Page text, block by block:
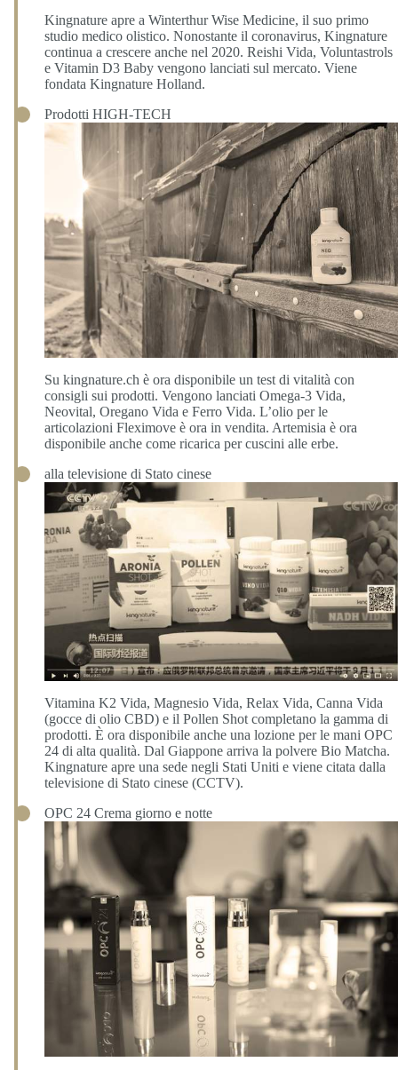
Kingnature apre a Winterthur Wise Medicine, il suo primo
studio medico olistico. Nonostante il coronavirus, Kingnature
continua a crescere anche nel 2020. Reishi Vida, Voluntastrols
e Vitamin D3 Baby vengono lanciati sul mercato. Viene
fondata Kingnature Holland.
Prodotti HIGH-TECH
Su kingnature.ch è ora disponibile un test di vitalità con
consigli sui prodotti. Vengono lanciati Omega-3 Vida,
Neovital, Oregano Vida e Ferro Vida. L’olio per le
articolazioni Fleximove è ora in vendita. Artemisia è ora
disponibile anche come ricarica per cuscini alle erbe.
alla televisione di Stato cinese
Vitamina K2 Vida, Magnesio Vida, Relax Vida, Canna Vida
(gocce di olio CBD) e il Pollen Shot completano la gamma di
prodotti. È ora disponibile anche una lozione per le mani OPC
24 di alta qualità. Dal Giappone arriva la polvere Bio Matcha.
Kingnature apre una sede negli Stati Uniti e viene citata dalla
televisione di Stato cinese (CCTV).
OPC 24 Crema giorno e notte